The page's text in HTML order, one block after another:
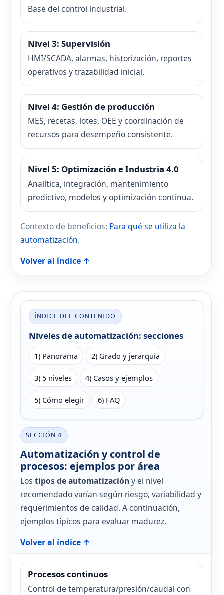
Base del control industrial.
Nivel 3: Supervisión
HMI/SCADA, alarmas, historización, reportes
operativos y trazabilidad inicial.
Nivel 4: Gestión de producción
MES, recetas, lotes, OEE y coordinación de
recursos para desempeño consistente.
Nivel 5: Optimización e Industria 4.0
Analítica, integración, mantenimiento
predictivo, modelos y optimización continua.
Contexto de beneficios: Para qué se utiliza la
automatización.
Volver al índice ↑
ÍNDICE DEL CONTENIDO
Niveles de automatización: secciones
1) Panorama 2) Grado y jerarquía
3) 5 niveles 4) Casos y ejemplos
5) Cómo elegir 6) FAQ
SECCIÓN 4
Automatización y control de
procesos: ejemplos por área
Los tipos de automatizacióny el nivel
recomendado varían según riesgo, variabilidad y
requerimientos de calidad. A continuación,
ejemplos típicos para evaluar madurez.
Volver al índice ↑
Procesos continuos
Control de temperatura/presión/caudal con